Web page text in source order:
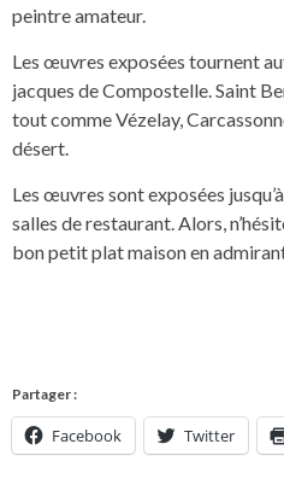
peintre amateur.
Les œuvres exposées tournent
jacques de Compostelle. Saint
tout comme Vézelay,
désert.
Les œuvres sont exposées
salles de restaurant. Alors,
bon petit plat maison en
Partager :
Facebook Twitter